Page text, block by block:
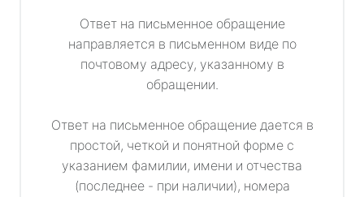
Ответ на письменное обращение
направляется в письменном виде по
почтовому адресу, указанному в
обращении.
Ответ на письменное обращение дается в
простой, четкой и понятной форме с
указанием фамилии, имени и отчества
(последнее - при наличии), номера